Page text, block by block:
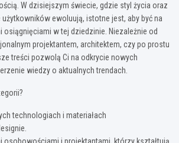
W dzisiejszym świecie, gdzie styl życia oraz
ewoluują, istotne jest, aby być na
osiągnięciami w tej dziedzinie. Niezależnie od
projektantem, architektem, czy po prostu
treści pozwolą Ci na odkrycie nowych
wiedzy o aktualnych trendach.
technologiach i materiałach